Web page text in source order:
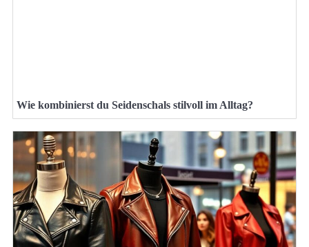
Wie kombinierst du Seidenschals stilvoll im Alltag?